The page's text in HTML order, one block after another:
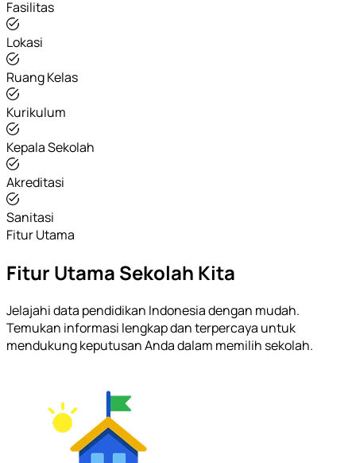
Fasilitas
Lokasi
Ruang Kelas
Kurikulum
Kepala Sekolah
Akreditasi
Sanitasi
Fitur Utama
Fitur Utama Sekolah Kita
Jelajahi data pendidikan Indonesia dengan mudah.
Temukan informasi lengkap dan terpercaya untuk
mendukung keputusan Anda dalam memilih sekolah.